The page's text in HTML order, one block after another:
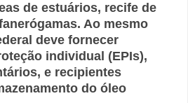
de estuários, recife de
Ao mesmo
deve fornecer
individual (EPIs),
e recipientes
do óleo